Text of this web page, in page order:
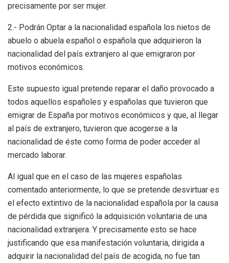
precisamente por ser mujer.
2.- Podrán Optar a la nacionalidad española los nietos de
abuelo o abuela español o española que adquirieron la
nacionalidad del país extranjero al que emigraron por
motivos económicos.
Este supuesto igual pretende reparar el daño provocado a
todos aquellos españoles y españolas que tuvieron que
emigrar de España por motivos económicos y que, al llegar
al país de extranjero, tuvieron que acogerse a la
nacionalidad de éste como forma de poder acceder al
mercado laborar.
Al igual que en el caso de las mujeres españolas
comentado anteriormente, lo que se pretende desvirtuar es
el efecto extintivo de la nacionalidad española por la causa
de pérdida que significó la adquisición voluntaria de una
nacionalidad extranjera. Y precisamente esto se hace
justificando que esa manifestación voluntaria, dirigida a
adquirir la nacionalidad del país de acogida, no fue tan